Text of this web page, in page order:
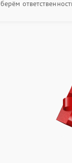
берём